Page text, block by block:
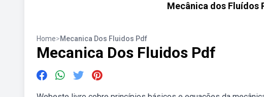
Mecânica dos Fluídos
Home>Mecanica Dos Fluidos Pdf
Mecanica Dos Fluidos Pdf